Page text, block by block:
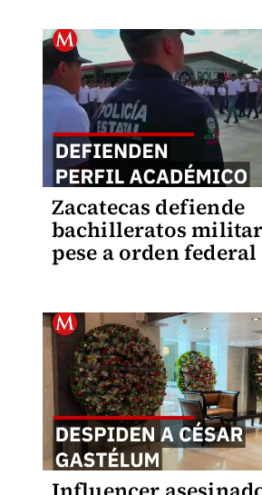
Zacatecas defiende
bachilleratos
pese a orden